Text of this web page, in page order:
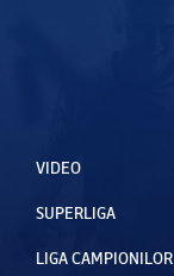
VIDEO
SUPERLIGA
LIGA CAMPIONILOR